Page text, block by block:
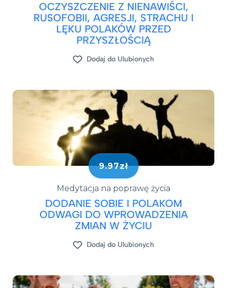
OCZYSZCZENIE Z NIENAWIŚCI,
RUSOFOBII, AGRESJI, STRACHU I
LĘKU POLAKÓW PRZED
PRZYSZŁOŚCIĄ
Dodaj do Ulubionych
9.97zł
Medytacja na poprawę życia
DODANIE SOBIE I POLAKOM
ODWAGI DO WPROWADZENIA
ZMIAN W ŻYCIU
Dodaj do Ulubionych